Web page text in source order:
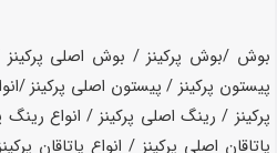
بوش ‌‌‌/بوش پرکینز / بوش اصلی
پیستون پرکینز / پیستون اصلی پرکینز /
پرکینز / رینگ اصلی پرکینز / انواع رینگ
یاتاقان اصلی پرکینز / انواع یاتاقان